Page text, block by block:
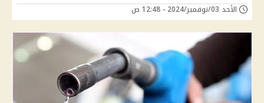
الأحد 03/نوفمبر/2024 - 12:48 ص